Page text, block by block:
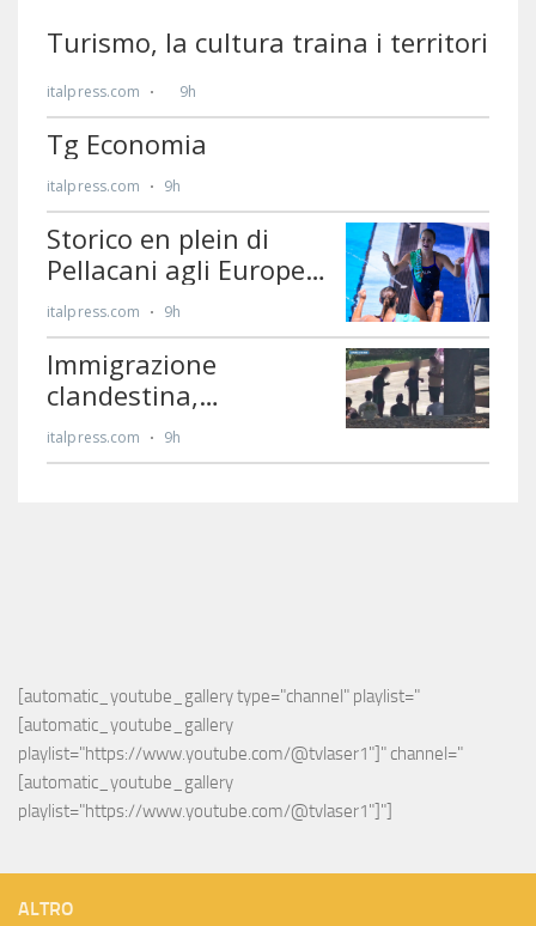
[automatic_youtube_gallery type="channel" playlist="
[automatic_youtube_gallery
playlist="https://www.youtube.com/@tvlaser1"]" channel="
[automatic_youtube_gallery
playlist="https://www.youtube.com/@tvlaser1"]"]
ALTRO